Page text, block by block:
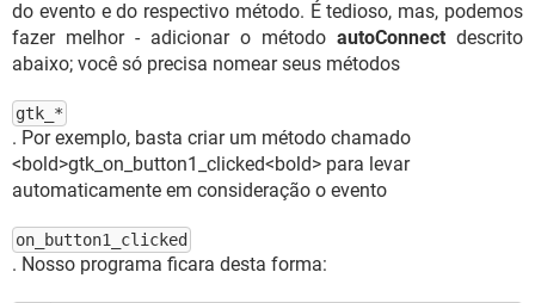
do evento e do respectivo método. É tedioso, mas, podemos
fazer melhor - adicionar o método autoConnect descrito
abaixo; você só precisa nomear seus métodos
gtk_*
. Por exemplo, basta criar um método chamado
<bold>gtk_on_button1_clicked<bold> para levar
automaticamente em consideração o evento
on_button1_clicked
. Nosso programa ficara desta forma: